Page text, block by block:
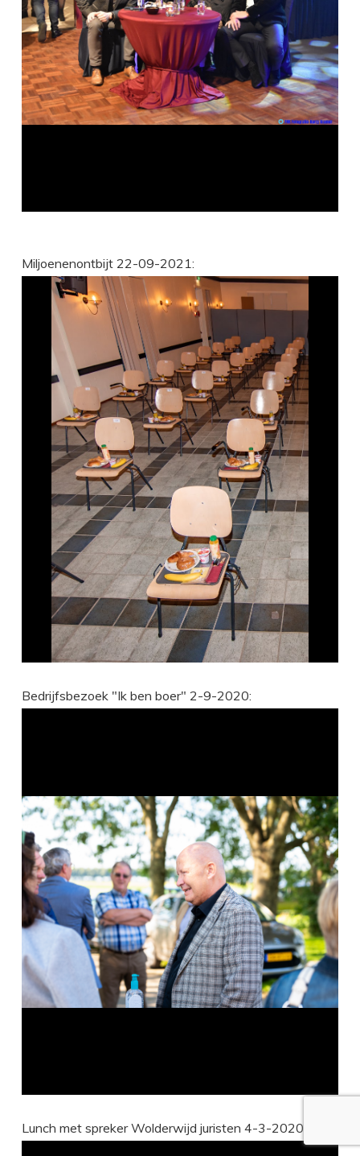
Miljoenenontbijt 22-09-2021:
Bedrijfsbezoek "Ik ben boer" 2-9-2020:
Lunch met spreker Wolderwijd juristen 4-3-2020: